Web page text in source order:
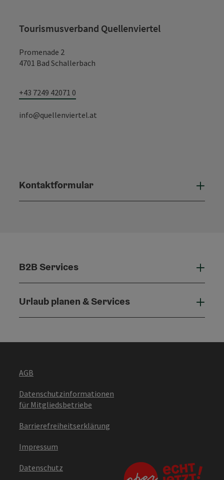
Tourismusverband Quellenviertel
Promenade 2
4701 Bad Schallerbach
+43 7249 42071 0
info@quellenviertel.at
Kontaktformular
B2B Services
Urlaub planen & Services
AGB
Datenschutzinformationen
für Mitgliedsbetriebe
Barrierefreiheitserklärung
Impressum
Datenschutz